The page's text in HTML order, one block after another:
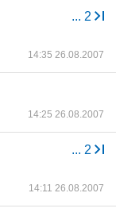
... 2
14:35 26.08.2007
14:25 26.08.2007
... 2
14:11 26.08.2007